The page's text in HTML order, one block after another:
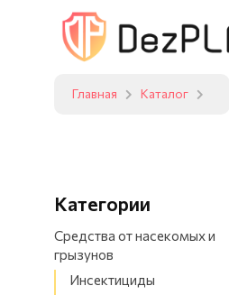
Главная Каталог
Категории
Средства от насекомых и
грызунов
Инсектициды